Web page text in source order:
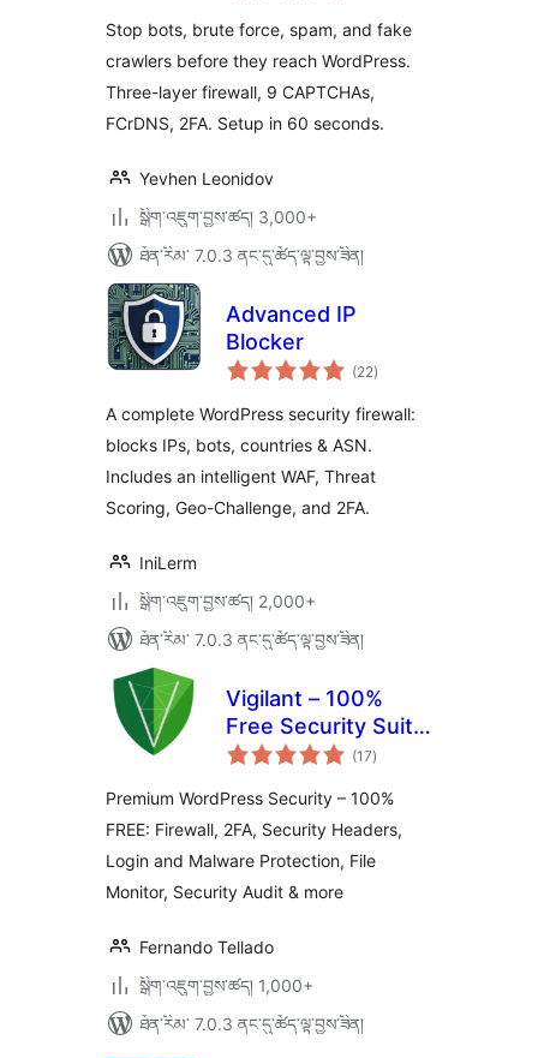
ཚང་།
Stop bots, brute force, spam, and fake
crawlers before they reach WordPress.
Three-layer firewall, 9 CAPTCHAs,
FCrDNS, 2FA. Setup in 60 seconds.
Yevhen Leonidov
སྒྲིག་འཇུག་བྱས་ཚད། 3,000+
ཐོན་རིམ་ 7.0.3 ནང་དུ་ཚོད་ལྟ་བྱས་ཟིན།
Advanced IP
Blocker
(22གདེང་
འཇོག་
ཚང་།
)
A complete WordPress security firewall:
blocks IPs, bots, countries & ASN.
Includes an intelligent WAF, Threat
Scoring, Geo-Challenge, and 2FA.
IniLerm
སྒྲིག་འཇུག་བྱས་ཚད། 2,000+
ཐོན་རིམ་ 7.0.3 ནང་དུ་ཚོད་ལྟ་བྱས་ཟིན།
Vigilant – 100%
Free Security Suite:
Firewall, 2FA, Login,
(17གདེང་
འཇོག་
ཚང་།
)
Premium WordPress Security – 100%
FREE: Firewall, 2FA, Security Headers,
Login and Malware Protection, File
Monitor, Security Audit & more
Fernando Tellado
སྒྲིག་འཇུག་བྱས་ཚད། 1,000+
ཐོན་རིམ་ 7.0.3 ནང་དུ་ཚོད་ལྟ་བྱས་ཟིན།